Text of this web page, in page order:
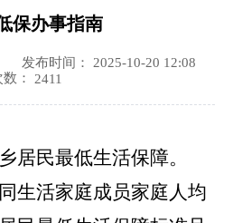
保办事指南
发布时间： 2025-10-20 12:08
： 2411
居民最低生活保障。
生活家庭成员家庭人均